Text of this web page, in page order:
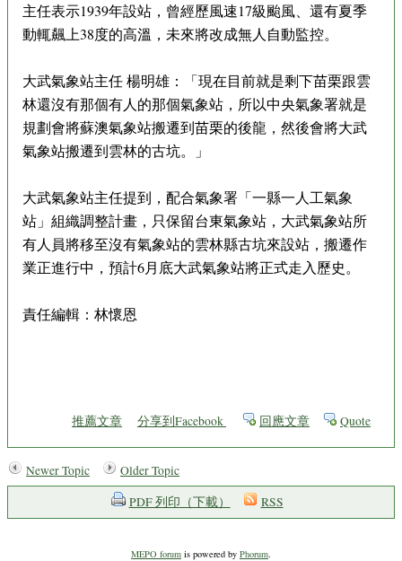
主任表示1939年設站，曾經歷風速17級颱風、還有夏季
動輒飆上38度的高溫，未來將改成無人自動監控。
大武氣象站主任 楊明雄：「現在目前就是剩下苗栗跟雲
林還沒有那個有人的那個氣象站，所以中央氣象署就是
規劃會將蘇澳氣象站搬遷到苗栗的後龍，然後會將大武
氣象站搬遷到雲林的古坑。」
大武氣象站主任提到，配合氣象署「一縣一人工氣象
站」組織調整計畫，只保留台東氣象站，大武氣象站所
有人員將移至沒有氣象站的雲林縣古坑來設站，搬遷作
業正進行中，預計6月底大武氣象站將正式走入歷史。
責任編輯：林懷恩
推薦文章 分享到Facebook 回應文章 Quote
Newer Topic
Older Topic
PDF 列印（下載）
RSS
MEPO forum is powered by Phorum.